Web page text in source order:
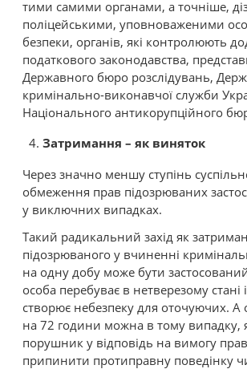
тими самими органами, а точніше,
поліцейськими, уповноваженими
безпеки, органів, які контролюють
податкового законодавства,
Державного бюро розслідувань,
кримінально-виконавчої служби
Національного антикорупційного
Затримання – як виняток
Через значно меншу ступінь
обмеження прав підозрюваних
у виключних випадках.
Такий радикальний захід як
підозрюваного у вчиненні
на одну добу може бути
особа перебуває в нетверезому стані
створює небезпеку для оточуючих. А
на 72 години можна в тому випадку,
порушник у відповідь на вимогу
припинити протиправну поведінку